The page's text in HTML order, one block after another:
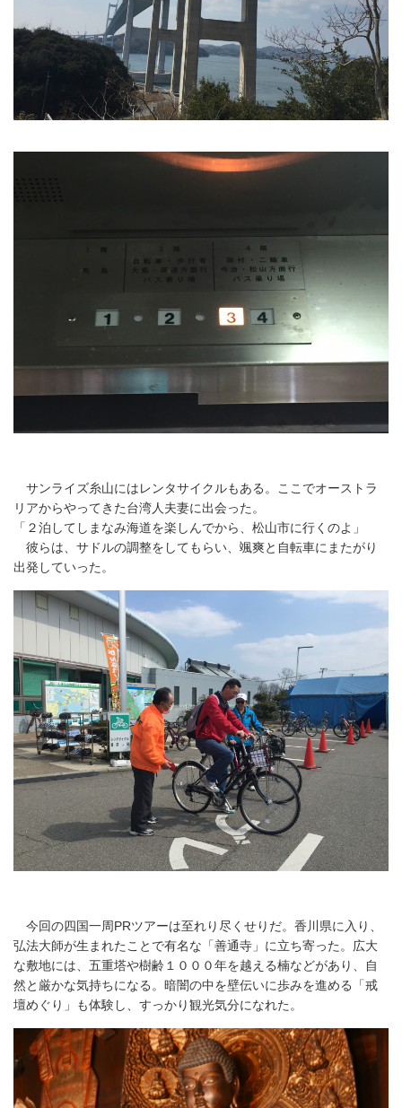
サンライズ糸山にはレンタサイクルもある。ここでオーストラ
リアからやってきた台湾人夫妻に出会った。
「２泊してしまなみ海道を楽しんでから、松山市に行くのよ」
彼らは、サドルの調整をしてもらい、颯爽と自転車にまたがり
出発していった。
今回の四国一周PRツアーは至れり尽くせりだ。香川県に入り、
弘法大師が生まれたことで有名な「善通寺」に立ち寄った。広大
な敷地には、五重塔や樹齢１０００年を越える楠などがあり、自
然と厳かな気持ちになる。暗闇の中を壁伝いに歩みを進める「戒
壇めぐり」も体験し、すっかり観光気分になれた。